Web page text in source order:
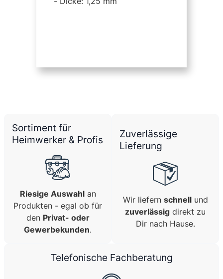
Sortiment für
Heimwerker & Profis
Riesige Auswahlan
Produkten - egal ob für
den Privat- oder
Gewerbekunden.
Zuverlässige
Lieferung
Wir liefern schnellund
zuverlässig direkt zu
Dir nach Hause.
Telefonische Fachberatung